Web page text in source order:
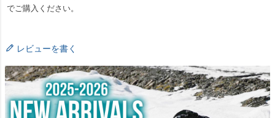
でご購入ください。
レビューを書く